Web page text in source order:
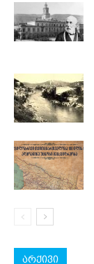
არქივი